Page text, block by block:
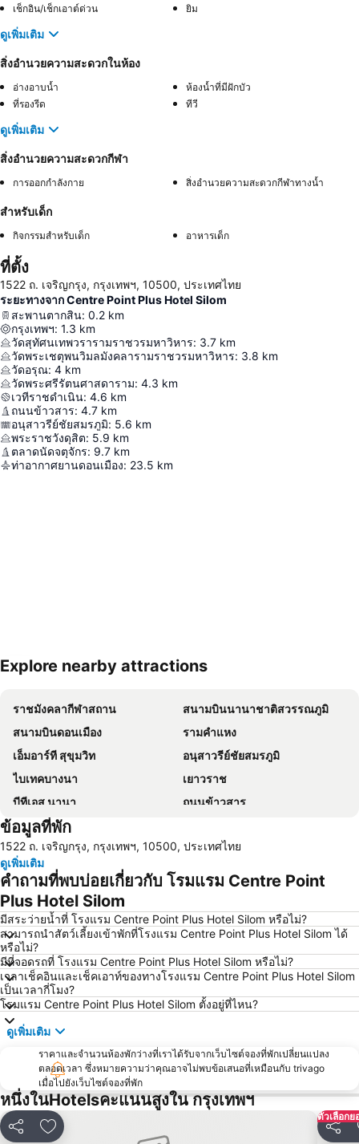
เช็กอิน/เช็กเอาต์ด่วน ยิม
ดูเพิ่มเติม
สิ่งอำนวยความสะดวกในห้อง
อ่างอาบน้ำ
ห้องน้ำที่มีฝักบัว
ที่รองรีด
ทีวี
ดูเพิ่มเติม
สิ่งอำนวยความสะดวกกีฬา
การออกกำลังกาย สิ่งอำนวยความสะดวกกีฬาทางน้ำ
สำหรับเด็ก
กิจกรรมสำหรับเด็ก อาหารเด็ก
ที่ตั้ง
1522 ถ. เจริญกรุง, กรุงเทพฯ, 10500, ประเทศไทย
ระยะทางจาก Centre Point Plus Hotel Silom
สะพานตากสิน: 0.2 km
กรุงเทพฯ: 1.3 km
วัดสุทัศนเทพวรารามราชวรมหาวิหาร: 3.7 km
วัดพระเชตุพนวิมลมังคลารามราชวรมหาวิหาร: 3.8 km
วัดอรุณ: 4 km
วัดพระศรีรัตนศาสดาราม: 4.3 km
เวทีราชดำเนิน: 4.6 km
ถนนข้าวสาร: 4.7 km
อนุสาวรีย์ชัยสมรภูมิ: 5.6 km
พระราชวังดุสิต: 5.9 km
ตลาดนัดจตุจักร: 9.7 km
ท่าอากาศยานดอนเมือง: 23.5 km
Explore nearby attractions
ราชมังคลากีฬาสถาน
สนามบินนานาชาติสวรรณภูมิ
สนามบินดอนเมือง
รามคำแหง
เอ็มอาร์ที สุขุมวิท
อนุสาวรีย์ชัยสมรภูมิ
ไบเทคบางนา
เยาวราช
บีทีเอส นานา
ถนนข้าวสาร
Suphachalasai Stadium
ล่องเรือแม่น้ำเจ้าพระยา และวัดอรุณ
สยามพารากอน
สยามสแควร์
มาบุญครอง
วัดอรุณ
สถานีรถไฟหัวลำโพง
บีทีเอส พร้อมพงษ์
บีทีเอส หมอชิต
บีทีเอส อารีย์
บีทีเอส พญาไท
เดอะมอลล์บางกะปิ
พระราชวังสวนดุสิต
Lumphini-Park
บีทีเอส ศาลาแดง
เทอร์มินอล 21
บีทีเอส อ่อนนุช
บีทีเอส ราชเทวี
บีทีเอส เพลินจิต
สนามหลวง
MRT พระราม 9
วัดพระแก้ว
ข้อมูลที่พัก
1522 ถ. เจริญกรุง, กรุงเทพฯ, 10500, ประเทศไทย
ดูเพิ่มเติม
คำถามที่พบบ่อยเกี่ยวกับ โรมแรม Centre Point
Plus Hotel Silom
มีสระว่ายน้ำที่ โรงแรม Centre Point Plus Hotel Silom หรือไม่?
สามารถนำสัตว์เลี้ยงเข้าพักที่โรงแรม Centre Point Plus Hotel Silom ได้
หรือไม่?
มีที่จอดรถที่ โรงแรม Centre Point Plus Hotel Silom หรือไม่?
เวลาเช็คอินและเช็คเอาท์ของทางโรงแรม Centre Point Plus Hotel Silom
เป็นเวลากี่โมง?
โรมแรม Centre Point Plus Hotel Silom ตั้งอยู่ที่ไหน?
ดูเพิ่มเติม
ราคาและจำนวนห้องพักว่างที่เราได้รับจากเว็บไซต์จองที่พักเปลี่ยนแปลง
ตลอดเวลา ซึ่งหมายความว่าคุณอาจไม่พบข้อเสนอที่เหมือนกับ trivago
เมื่อไปยังเว็บไซต์จองที่พัก
หนึ่งในHotelsคะแนนสูงใน กรุงเทพฯ
แชร์ เพิ่มในรายการโปรด
ตัวเลือก
แชร์